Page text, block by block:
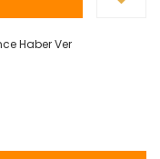
Haber Ver